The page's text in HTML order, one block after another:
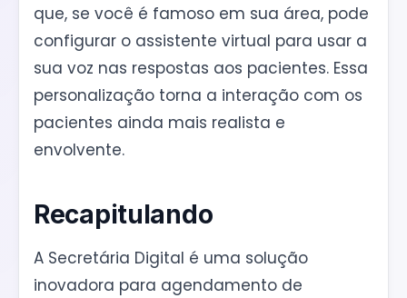
que, se você é famoso em sua área, pode
configurar o assistente virtual para usar a
sua voz nas respostas aos pacientes. Essa
personalização torna a interação com os
pacientes ainda mais realista e
envolvente.
Recapitulando
A Secretária Digital é uma solução
inovadora para agendamento de